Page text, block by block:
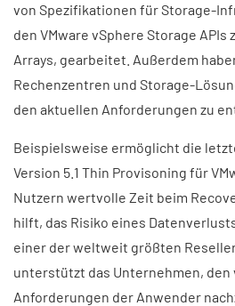
von Spezifikationen für Storage-
den VMware vSphere Storage
Arrays, gearbeitet. Außerdem
Rechenzentren und Storage-
den aktuellen Anforderungen zu
Beispielsweise ermöglicht die
Version 5.1 Thin Provisoning für
Nutzern wertvolle Zeit beim
hilft, das Risiko eines
einer der weltweit größten
unterstützt das Unternehmen,
Anforderungen der Anwender